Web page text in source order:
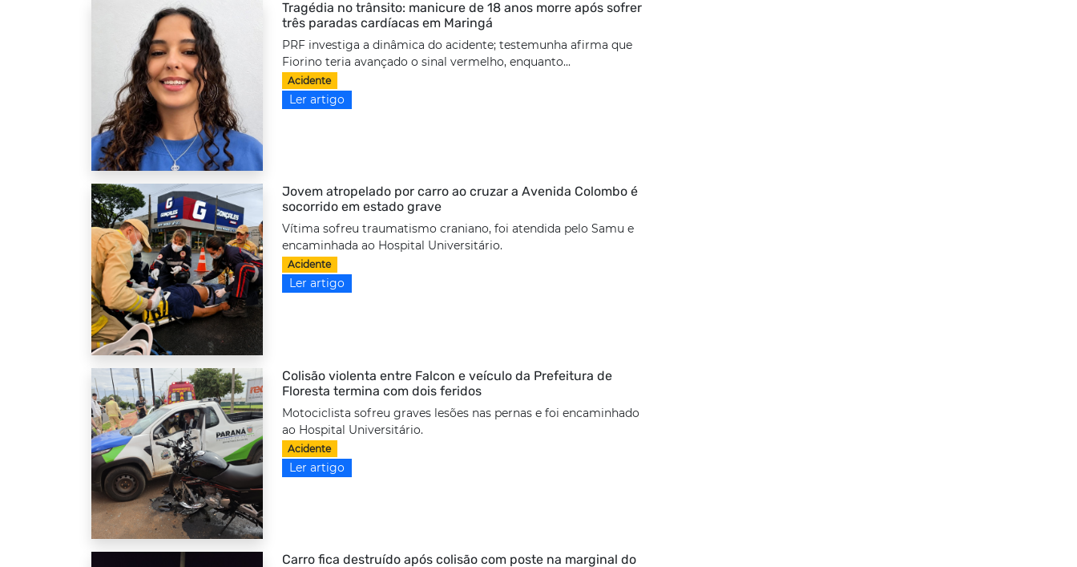
Tragédia no trânsito: manicure de 18 anos morre após sofrer
três paradas cardíacas em Maringá
PRF investiga a dinâmica do acidente; testemunha afirma que
Fiorino teria avançado o sinal vermelho, enquanto...
Acidente
Ler artigo
Jovem atropelado por carro ao cruzar a Avenida Colombo é
socorrido em estado grave
Vítima sofreu traumatismo craniano, foi atendida pelo Samu e
encaminhada ao Hospital Universitário.
Acidente
Ler artigo
Colisão violenta entre Falcon e veículo da Prefeitura de
Floresta termina com dois feridos
Motociclista sofreu graves lesões nas pernas e foi encaminhado
ao Hospital Universitário.
Acidente
Ler artigo
Carro fica destruído após colisão com poste na marginal do